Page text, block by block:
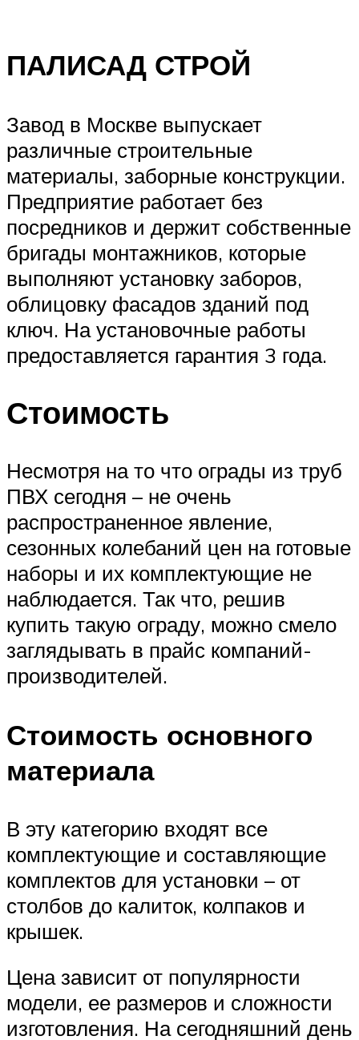
ПАЛИСАД СТРОЙ
Завод в Москве выпускает
различные строительные
материалы, заборные конструкции.
Предприятие работает без
посредников и держит собственные
бригады монтажников, которые
выполняют установку заборов,
облицовку фасадов зданий под
ключ. На установочные работы
предоставляется гарантия 3 года.
Стоимость
Несмотря на то что ограды из труб
ПВХ сегодня – не очень
распространенное явление,
сезонных колебаний цен на готовые
наборы и их комплектующие не
наблюдается. Так что, решив
купить такую ограду, можно смело
заглядывать в прайс компаний-
производителей.
Стоимость основного
материала
В эту категорию входят все
комплектующие и составляющие
комплектов для установки – от
столбов до калиток, колпаков и
крышек.
Цена зависит от популярности
модели, ее размеров и сложности
изготовления. На сегодняшний день